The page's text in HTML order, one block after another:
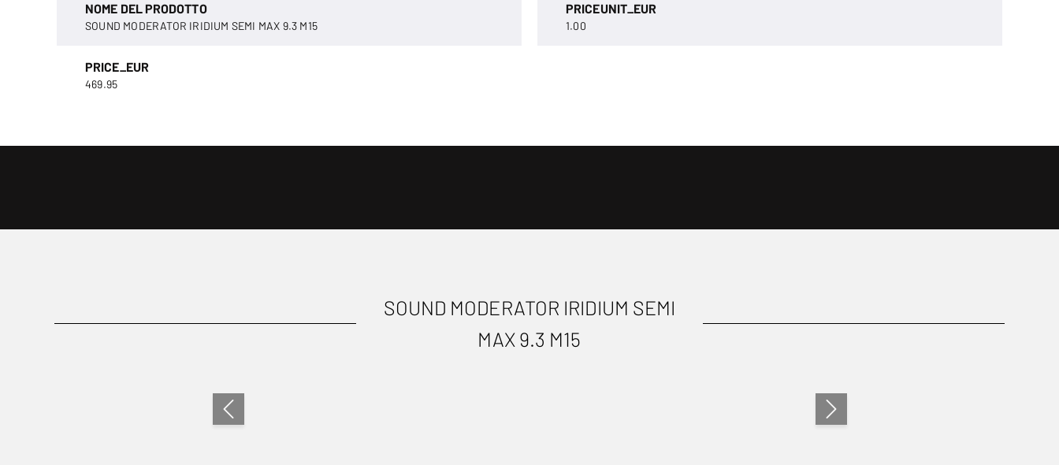
NOME DEL PRODOTTO
SOUND MODERATOR IRIDIUM SEMI MAX 9.3 M15
PRICEUNIT_EUR
1.00
PRICE_EUR
469.95
SOUND MODERATOR IRIDIUM SEMI
MAX 9.3 M15